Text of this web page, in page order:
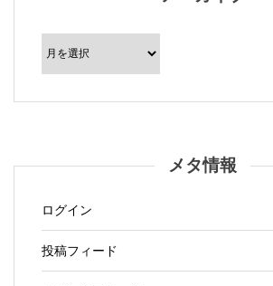
ー
イ
投稿フィード
コメントフィード